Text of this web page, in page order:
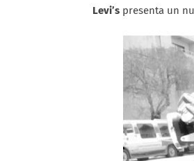
Levi’s presenta un